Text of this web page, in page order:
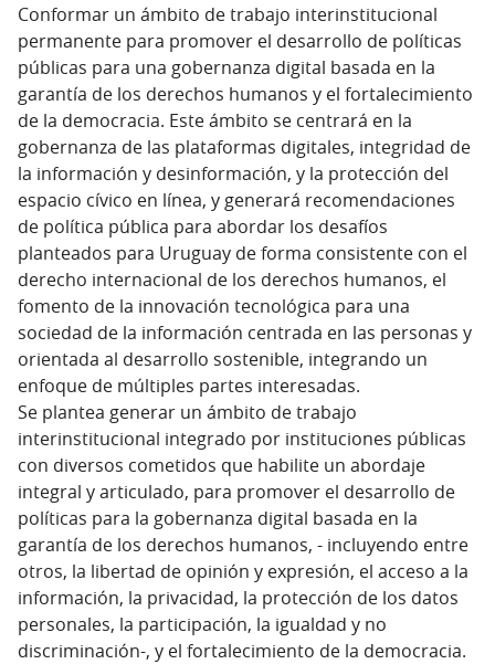
Conformar un ámbito de trabajo interinstitucional
permanente para promover el desarrollo de políticas
públicas para una gobernanza digital basada en la
garantía de los derechos humanos y el fortalecimiento
de la democracia. Este ámbito se centrará en la
gobernanza de las plataformas digitales, integridad de
la información y desinformación, y la protección del
espacio cívico en línea, y generará recomendaciones
de política pública para abordar los desafíos
planteados para Uruguay de forma consistente con el
derecho internacional de los derechos humanos, el
fomento de la innovación tecnológica para una
sociedad de la información centrada en las personas y
orientada al desarrollo sostenible, integrando un
enfoque de múltiples partes interesadas.
Se plantea generar un ámbito de trabajo
interinstitucional integrado por instituciones públicas
con diversos cometidos que habilite un abordaje
integral y articulado, para promover el desarrollo de
políticas para la gobernanza digital basada en la
garantía de los derechos humanos, - incluyendo entre
otros, la libertad de opinión y expresión, el acceso a la
información, la privacidad, la protección de los datos
personales, la participación, la igualdad y no
discriminación-, y el fortalecimiento de la democracia.